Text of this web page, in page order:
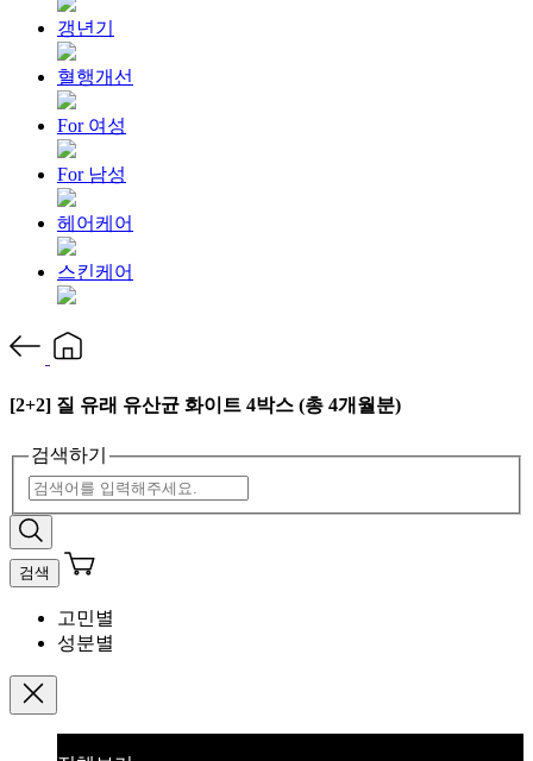
갱년기
혈행개선
For 여성
For 남성
헤어케어
스킨케어
[2+2] 질 유래 유산균 화이트 4박스 (총 4개월분)
검색하기
검색
고민별
성분별